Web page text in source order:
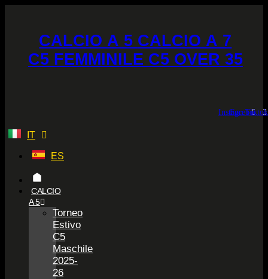
CALCIO A 5 CALCIO A 7
C5 FEMMINILE C5 OVER 35
Instagram
Facebook
Tiktok
IT
ES
CALCIO
A 5
Torneo
Estivo
C5
Maschile
2025-
26